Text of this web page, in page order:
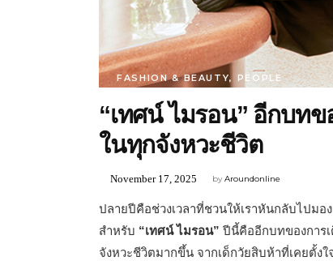
FASHION & BEAUTY, PEOPLE
“เทศน์ ไมรอน” อีกบท
ในทุกจังหวะชีวิต
byAroundonline
November 17, 2025
ปลายปีคือช่วงเวลาที่ชวนให้เราหันกลับไปมอ
สำหรับ “เทศน์ ไมรอน” ปีนี้คืออีกบทของการ
จังหวะชีวิตมากขึ้น จากเด็กวัยสิบห้าที่เคยตั้ง